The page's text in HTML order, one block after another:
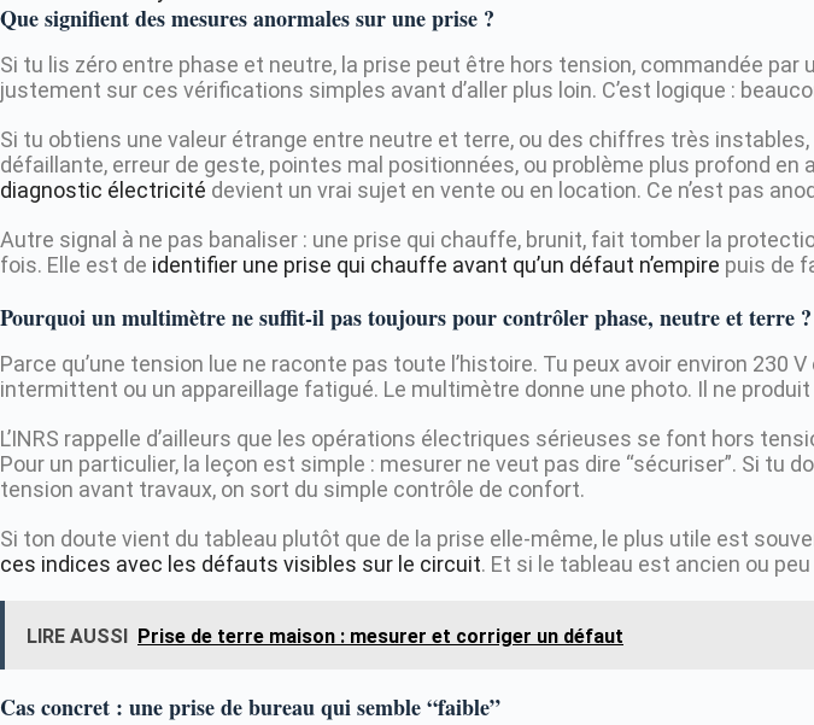
Que signifient des mesures anormales sur une prise ?
Si tu lis zéro entre phase et neutre, la prise peut être hors tension, commandée
justement sur ces vérifications simples avant d’aller plus loin. C’est logique :
Si tu obtiens une valeur étrange entre neutre et terre, ou des chiffres très
défaillante, erreur de geste, pointes mal positionnées, ou problème plus profond en
diagnostic électricité devient un vrai sujet en vente ou en location. Ce n’est pas
Autre signal à ne pas banaliser : une prise qui chauffe, brunit, fait tomber la
fois. Elle est de identifier une prise qui chauffe avant qu’un défaut n’empire puis de
Pourquoi un multimètre ne suffit-il pas toujours pour contrôler phase, neutre et terre ?
Parce qu’une tension lue ne raconte pas toute l’histoire. Tu peux avoir environ
intermittent ou un appareillage fatigué. Le multimètre donne une photo. Il ne
L’INRS rappelle d’ailleurs que les opérations électriques sérieuses se font hors
Pour un particulier, la leçon est simple : mesurer ne veut pas dire “sécuriser”. Si tu
tension avant travaux, on sort du simple contrôle de confort.
Si ton doute vient du tableau plutôt que de la prise elle-même, le plus utile est
ces indices avec les défauts visibles sur le circuit. Et si le tableau est ancien ou
LIRE AUSSI Prise de terre maison : mesurer et corriger un défaut
Cas concret : une prise de bureau qui semble “faible”